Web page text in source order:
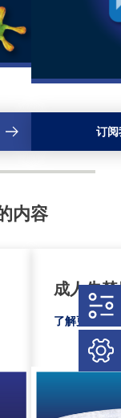
订阅
内容
成人失
了解更多